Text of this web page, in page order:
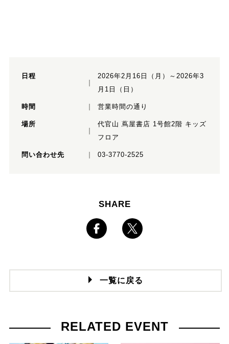
日程
2026年2月16日（月）～2026年3
月1日（日）
時間 営業時間の通り
場所
代官山 蔦屋書店 1号館2階 キッズ
フロア
問い合わせ先 03-3770-2525
SHARE
一覧に戻る
RELATED EVENT